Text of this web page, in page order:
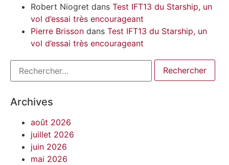
Robert Niogret dans Test IFT13 du Starship, un
vol d’essai très encourageant
Pierre Brisson dans Test IFT13 du Starship, un
vol d’essai très encourageant
Archives
août 2026
juillet 2026
juin 2026
mai 2026